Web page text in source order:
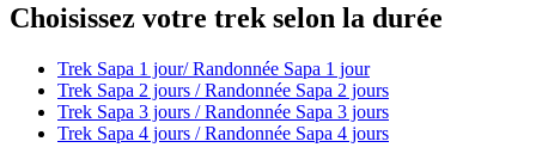
Choisissez votre trek selon la durée
Trek Sapa 1 jour/ Randonnée Sapa 1 jour
Trek Sapa 2 jours / Randonnée Sapa 2 jours
Trek Sapa 3 jours / Randonnée Sapa 3 jours
Trek Sapa 4 jours / Randonnée Sapa 4 jours